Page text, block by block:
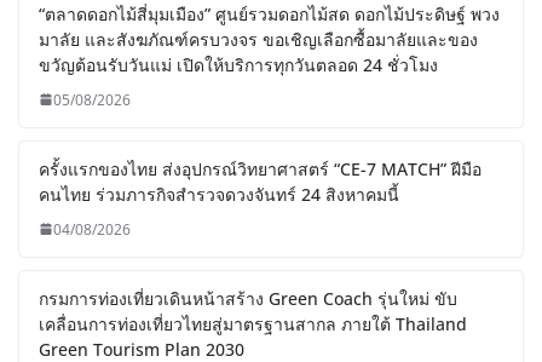
“ตลาดดอกไม้สี่มุมเมือง” ศูนย์รวมดอกไม้สด ดอกไม้ประดิษฐ์ พวง
มาลัย และสังฆภัณฑ์ครบวงจร ขอเชิญเลือกซื้อมาลัยและของ
ขวัญต้อนรับวันแม่ เปิดให้บริการทุกวันตลอด 24 ชั่วโมง
05/08/2026
ครั้งแรกของไทย ส่งอุปกรณ์วิทยาศาสตร์ “CE-7 MATCH” ฝีมือ
คนไทย ร่วมภารกิจสำรวจดวงจันทร์ 24 สิงหาคมนี้
04/08/2026
กรมการท่องเที่ยวเดินหน้าสร้าง Green Coach รุ่นใหม่ ขับ
เคลื่อนการท่องเที่ยวไทยสู่มาตรฐานสากล ภายใต้ Thailand
Green Tourism Plan 2030